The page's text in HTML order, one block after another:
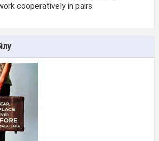
cooperatively in pairs.